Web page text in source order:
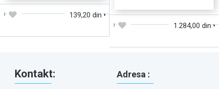
139,20 din
1.284,00 din
Kontakt: Adresa :